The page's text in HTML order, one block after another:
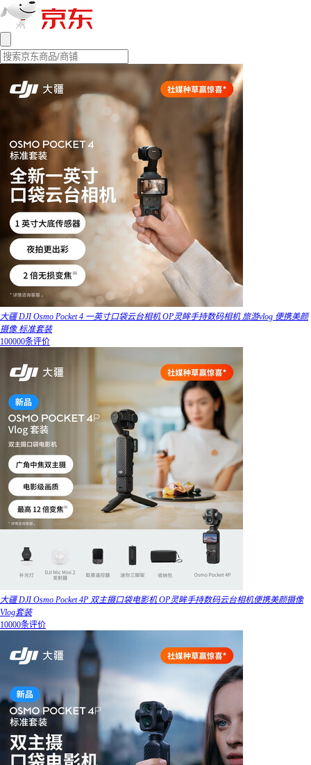
大疆 DJI Osmo Pocket 4 一英寸口袋云台相机 OP灵眸手持数码相机 旅游vlog 便携美颜
摄像 标准套装
100000条评价
大疆 DJI Osmo Pocket 4P 双主摄口袋电影机 OP灵眸手持数码云台相机便携美颜摄像
Vlog套装
10000条评价